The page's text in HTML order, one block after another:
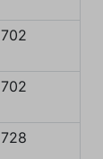
702
702
728